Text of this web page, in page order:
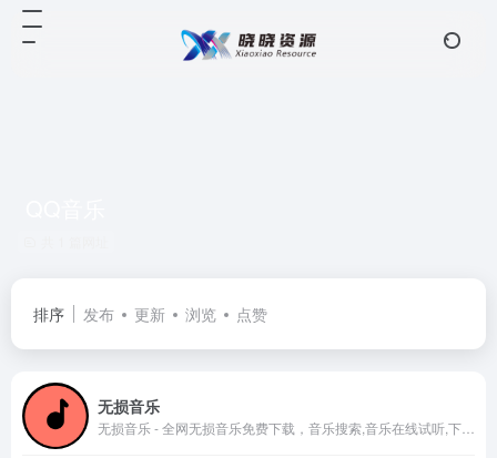
排序 发布 更新 浏览 点赞
无损音乐